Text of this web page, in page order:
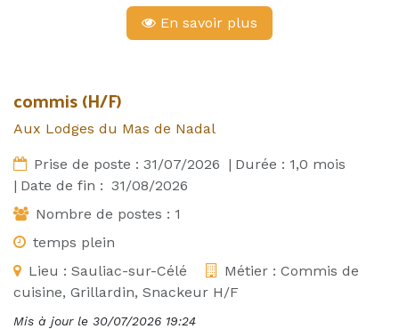
En savoir plus
commis (H/F)
Aux Lodges du Mas de Nadal
Prise de poste : 31/07/2026 | Durée : 1,0 mois
| Date de fin : 31/08/2026
Nombre de postes : 1
temps plein
Lieu : Sauliac-sur-Célé Métier : Commis de
cuisine, Grillardin, Snackeur H/F
Mis à jour le 30/07/2026 19:24